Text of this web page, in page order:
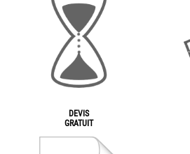
DEVIS
GRATUIT